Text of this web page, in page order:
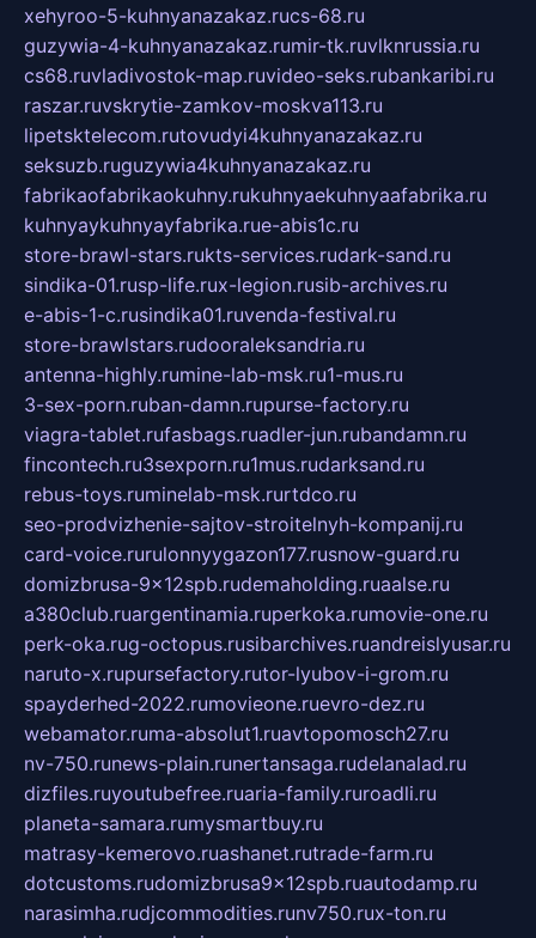
xehyroo-5-kuhnyanazakaz.rucs-68.ru
guzywia-4-kuhnyanazakaz.rumir-tk.ruvlknrussia.ru
cs68.ruvladivostok-map.ruvideo-seks.rubankaribi.ru
raszar.ruvskrytie-zamkov-moskva113.ru
lipetsktelecom.rutovudyi4kuhnyanazakaz.ru
seksuzb.ruguzywia4kuhnyanazakaz.ru
fabrikaofabrikaokuhny.rukuhnyaekuhnyaafabrika.ru
kuhnyaykuhnyayfabrika.rue-abis1c.ru
store-brawl-stars.rukts-services.rudark-sand.ru
sindika-01.rusp-life.rux-legion.rusib-archives.ru
e-abis-1-c.rusindika01.ruvenda-festival.ru
store-brawlstars.rudooraleksandria.ru
antenna-highly.rumine-lab-msk.ru1-mus.ru
3-sex-porn.ruban-damn.rupurse-factory.ru
viagra-tablet.rufasbags.ruadler-jun.rubandamn.ru
fincontech.ru3sexporn.ru1mus.rudarksand.ru
rebus-toys.ruminelab-msk.rurtdco.ru
seo-prodvizhenie-sajtov-stroitelnyh-kompanij.ru
card-voice.rurulonnyygazon177.rusnow-guard.ru
domizbrusa-9x12spb.rudemaholding.ruaalse.ru
a380club.ruargentinamia.ruperkoka.rumovie-one.ru
perk-oka.rug-octopus.rusibarchives.ruandreislyusar.ru
naruto-x.rupursefactory.rutor-lyubov-i-grom.ru
spayderhed-2022.rumovieone.ruevro-dez.ru
webamator.ruma-absolut1.ruavtopomosch27.ru
nv-750.runews-plain.runertansaga.rudelanalad.ru
dizfiles.ruyoutubefree.ruaria-family.ruroadli.ru
planeta-samara.rumysmartbuy.ru
matrasy-kemerovo.ruashanet.rutrade-farm.ru
dotcustoms.rudomizbrusa9x12spb.ruautodamp.ru
narasimha.rudjcommodities.runv750.rux-ton.ru